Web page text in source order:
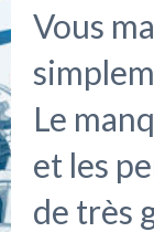
Vous
Le
et les
de très